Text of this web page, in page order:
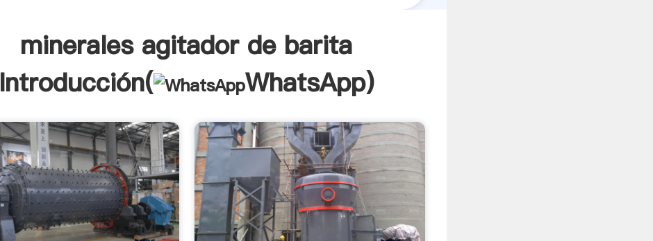
minerales agitador de barita
Introducción(
WhatsApp)